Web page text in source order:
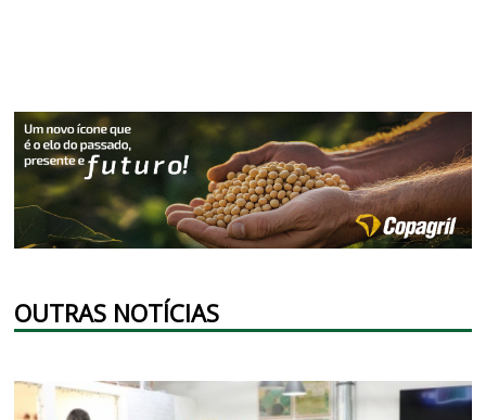
OUTRAS NOTÍCIAS